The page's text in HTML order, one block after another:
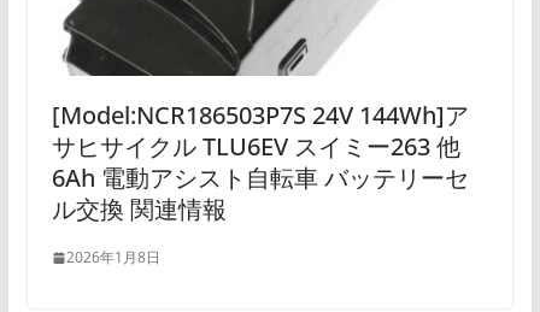
[Model:NCR186503P7S 24V 144Wh]ア
サヒサイクル TLU6EV スイミー263 他
6Ah 電動アシスト自転車 バッテリーセ
ル交換 関連情報
2026年1月8日